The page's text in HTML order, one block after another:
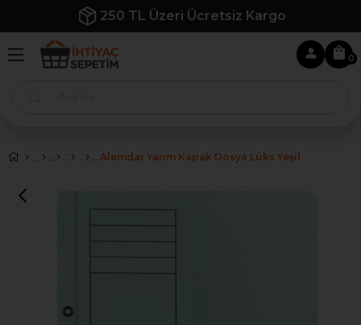
250 TL Üzeri Ücretsiz Kargo
0
Alemdar Yarım Kapak Dosya Lüks Yeşil